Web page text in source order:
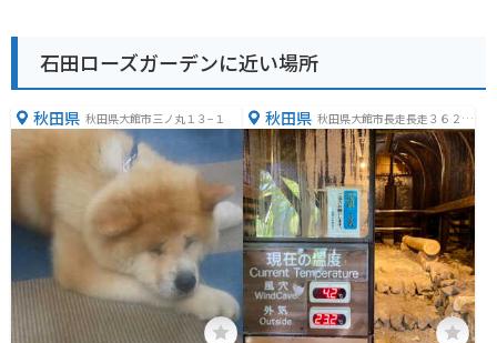
石田ローズガーデンに近い場所
秋田県 秋田県大館市三ノ丸１３−１ 秋田県 秋田県大館市長走長走３６２
−６